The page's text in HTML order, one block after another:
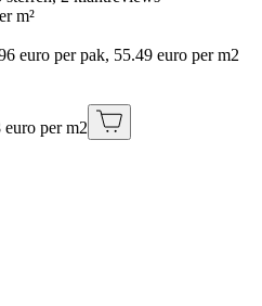
m²
euro per pak, 55.49 euro per m2
per m2